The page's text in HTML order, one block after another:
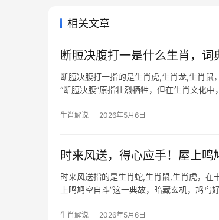
相关文章
断脰决腹打一是什么生肖，词
断脰决腹打一指的是生肖虎,生肖龙,生肖
“断脰决腹”原指壮烈牺牲，但在生肖文化
生肖解说 2026年5月6日
时来风送，得心应手！屋上
时来风送指的是生肖蛇,生肖鼠,生肖虎，在
上鸣鸠空自斗”这一典故，暗藏玄机，鸠
生肖解说 2026年5月6日